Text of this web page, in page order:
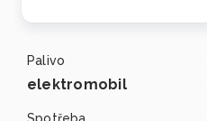
Palivo
elektromobil
Spotřeba